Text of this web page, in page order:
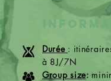
Durée :
à 8J/7N
Group size: